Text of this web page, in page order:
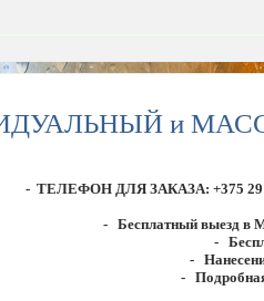
и
- ТЕЛЕФОН ДЛЯ ЗАКАЗА: +375 29
- Бесплатный выезд в
-
-
-